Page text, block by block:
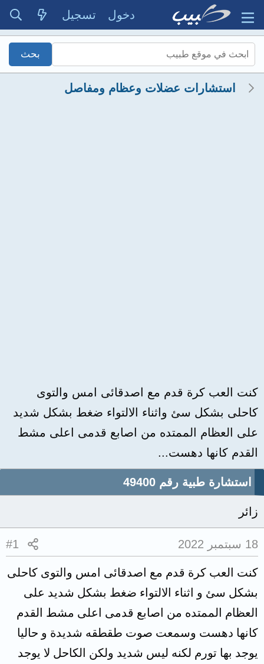
دخول تسجيل
استشارات عضلات وعظام ومفاصل
كنت العب كرة قدم مع اصدقائى امس والتوى
كاحلى بشكل سئ واثناء الالتواء ضغط بشكل شديد
على العظام الممتده من اصابع قدمى اعلى مشط
القدم كانها دهست...
استشارة طبية رقم 49400
زائر
18 سبتمبر 2022 #1
كنت العب كرة قدم مع اصدقائى امس والتوى كاحلى
بشكل سئ و اثناء الالتواء ضغط بشكل شديد على
العظام الممتده من اصابع قدمى اعلى مشط القدم
كانها دهست وسمعت صوت طقطقه شديدة و حاليا
يوجد بها تورم لكنه ليس شديد ولكن الكاحل لا يوجد